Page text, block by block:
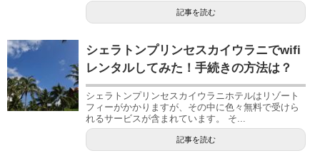
記事を読む
シェラトンプリンセスカイウラニでwifi
レンタルしてみた！手続きの方法は？
シェラトンプリンセスカイウラニホテルはリゾート
フィーがかかりますが、その中に色々無料で受けら
れるサービスが含まれています。 そ...
記事を読む